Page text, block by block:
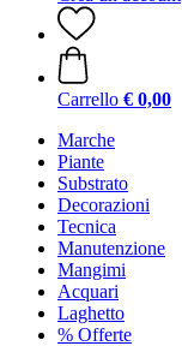
Carrello € 0,00
Marche
Piante
Substrato
Decorazioni
Tecnica
Manutenzione
Mangimi
Acquari
Laghetto
% Offerte